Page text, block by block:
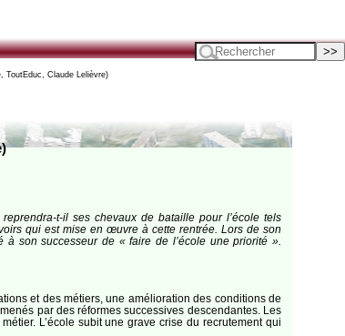
ToutEduc, Claude Lelièvre)
t-il ses chevaux de bataille pour l’école tels
qui est mise en œuvre à cette rentrée. Lors de son
son successeur de « faire de l’école une priorité ».
et des métiers, une amélioration des conditions de
par des réformes successives descendantes. Les
L’école subit une grave crise du recrutement qui